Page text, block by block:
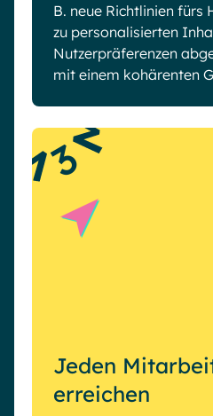
B. neue Richtlinien fürs
zu personalisierten
Nutzerpräferenzen
mit einem kohärenten
3
Jeden
erreichen